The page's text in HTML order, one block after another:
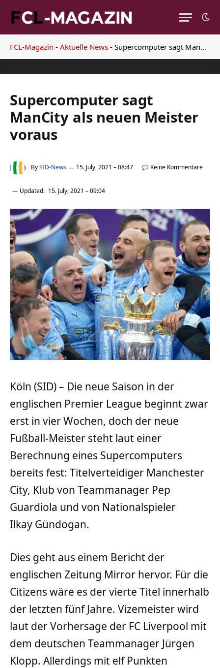
FCL-Magazin - Aktuelle News - Supercomputer sagt ManCity als neuen Meister voraus
Supercomputer sagt
ManCity als neuen Meister
voraus
BySID-News 15. July, 2021 – 08:47 Keine Kommentare
Updated: 15. July, 2021 – 09:04
Köln (SID) – Die neue Saison in der
englischen Premier League beginnt zwar
erst in vier Wochen, doch der neue
Fußball-Meister steht laut einer
Berechnung eines Supercomputers
bereits fest: Titelverteidiger Manchester
City, Klub von Teammanager Pep
Guardiola und von Nationalspieler
Ilkay Gündogan.
Dies geht aus einem Bericht der
englischen Zeitung Mirror hervor. Für die
Citizens wäre es der vierte Titel innerhalb
der letzten fünf Jahre. Vizemeister wird
laut der Vorhersage der FC Liverpool mit
dem deutschen Teammanager Jürgen
Klopp. Allerdings mit elf Punkten